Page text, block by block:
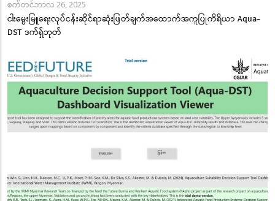
စက်တင်ဘာလ 26, 2025
ငါးမွေးမြူရေးလုပ်ငန်းဆိုင်ရာဆုံးဖြတ်ချက်အထောက်အကူပြုကိရိယာ Aqua-
DST ဒက်ရှ်ဘုတ်